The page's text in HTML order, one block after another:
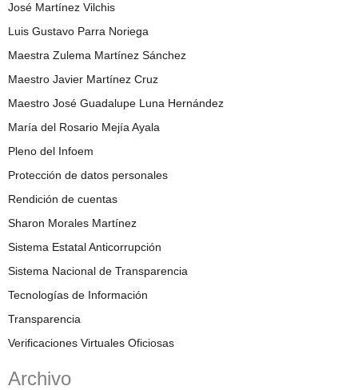
José Martínez Vilchis
Luis Gustavo Parra Noriega
Maestra Zulema Martínez Sánchez
Maestro Javier Martínez Cruz
Maestro José Guadalupe Luna Hernández
María del Rosario Mejía Ayala
Pleno del Infoem
Protección de datos personales
Rendición de cuentas
Sharon Morales Martínez
Sistema Estatal Anticorrupción
Sistema Nacional de Transparencia
Tecnologías de Información
Transparencia
Verificaciones Virtuales Oficiosas
Archivo